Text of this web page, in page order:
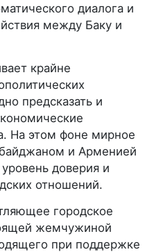
диалога и
между Баку и
крайне
предсказать и
На этом фоне мирное
и Арменией
доверия и
отношений.
городское
жемчужиной
при поддержке